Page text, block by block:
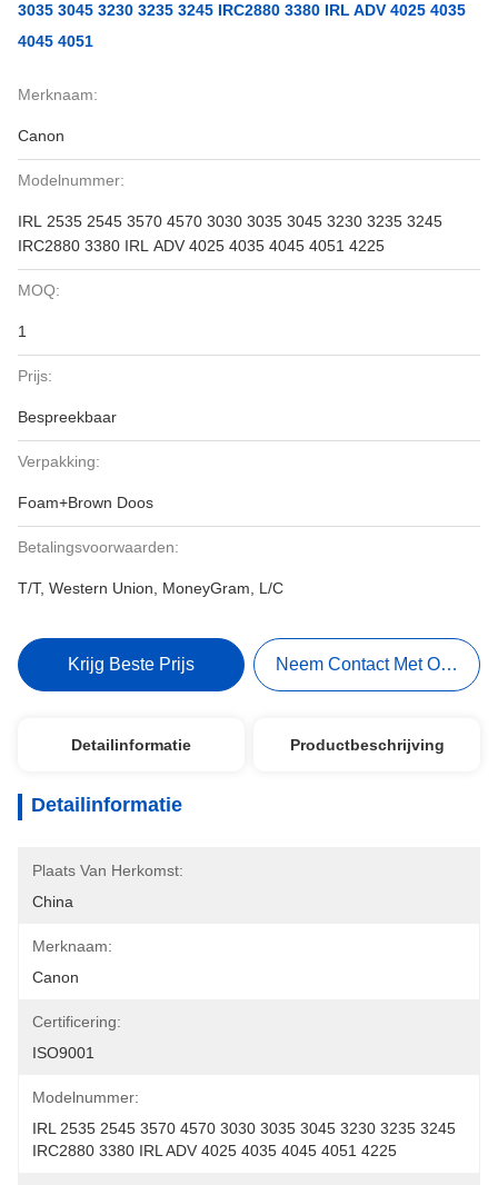
3035 3045 3230 3235 3245 IRC2880 3380 IRL ADV 4025 4035
4045 4051
Merknaam:
Canon
Modelnummer:
IRL 2535 2545 3570 4570 3030 3035 3045 3230 3235 3245
IRC2880 3380 IRL ADV 4025 4035 4045 4051 4225
MOQ:
1
Prijs:
Bespreekbaar
Verpakking:
Foam+Brown Doos
Betalingsvoorwaarden:
T/T, Western Union, MoneyGram, L/C
Krijg Beste Prijs Neem Contact Met Ons Op
Detailinformatie Productbeschrijving
Detailinformatie
Plaats Van Herkomst:
China
Merknaam:
Canon
Certificering:
ISO9001
Modelnummer:
IRL 2535 2545 3570 4570 3030 3035 3045 3230 3235 3245
IRC2880 3380 IRL ADV 4025 4035 4045 4051 4225